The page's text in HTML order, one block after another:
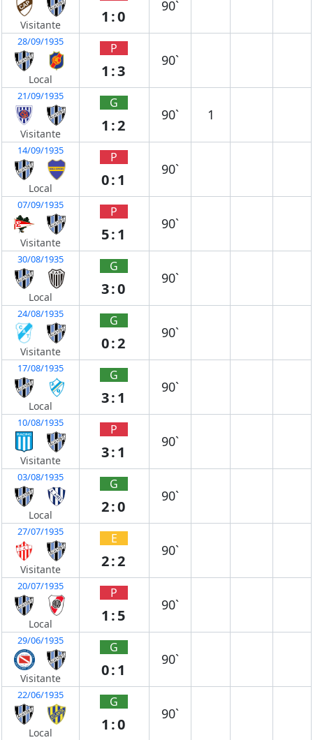
Visitante 1:0
90`
28/09/1935
Local
P
1:3
90`
21/09/1935
Visitante
G
1:2
90` 1
14/09/1935
Local
P
0:1
90`
07/09/1935
Visitante
P
5:1
90`
30/08/1935
Local
G
3:0
90`
24/08/1935
Visitante
G
0:2
90`
17/08/1935
Local
G
3:1
90`
10/08/1935
Visitante
P
3:1
90`
03/08/1935
Local
G
2:0
90`
27/07/1935
Visitante
E
2:2
90`
20/07/1935
Local
P
1:5
90`
29/06/1935
Visitante
G
0:1
90`
22/06/1935
Local
G
1:0
90`